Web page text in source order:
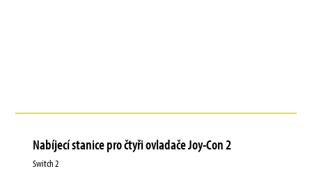
Nabíjecí stanice pro čtyři ovladače Joy-Con 2
Switch 2